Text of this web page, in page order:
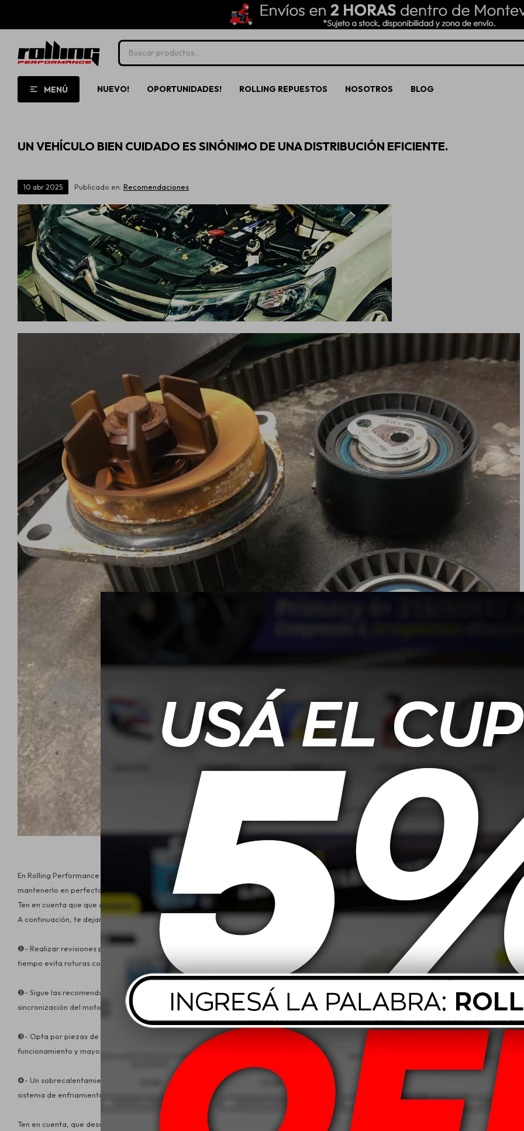
MENÚ NUEVO! OPORTUNIDADES! ROLLING REPUESTOS NOSOTROS BLOG
UN VEHÍCULO BIEN CUIDADO ES SINÓNIMO DE UNA DISTRIBUCIÓN EFICIENTE.
10 abr 2025 Publicado en: Recomendaciones
En Rolling Performance sabemos que cada detalle importa para asegurar un desempeño óptimo. Confía en nuestros expertos para
mantenerlo en perfecta armonía y maximizar su rendimiento.
Ten en cuenta que que descuidarla, puede tener consecuencias negativas.
A continuación, te dejamos algunos consejos:
❶- Realizar revisiones periódicas de la distribución asegurará que todas las partes estén en buen estado. Detectar y solucionar problemas a
tiempo evita roturas costosas.
❷- Sigue las recomendaciones del fabricante para el reemplazo del kit de distribución. Ignorar esta tarea puede provocar fallos en la
sincronización del motor, resultando en daños graves.
❸- Opta por piezas de repuesto de calidad que cumplan con los estándares recomendados por el fabricante. Esto garantizará un mejor
funcionamiento y mayor durabilidad.
❹- Un sobrecalentamiento del motor debido a un sistema de refrigeración deficiente puede afectar negativamente la distribución. Mantén el
sistema de enfriamiento en buen estado y revisa regularmente el nivel de líquido refrigerante.
Ten en cuenta, que descuidar la distribución puede resultar en fallos en la sincronización del motor, pérdida de potencia, mayor consumo de